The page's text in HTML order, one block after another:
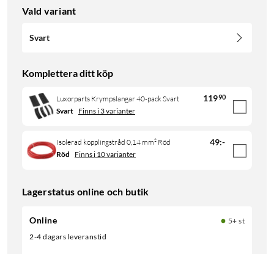
Vald variant
Svart
Komplettera ditt köp
Luxorparts Krympslangar 40-pack Svart 11990
Svart Finns i 3 varianter
Isolerad kopplingstråd 0,14 mm² Röd 49:-
Röd Finns i 10 varianter
Lagerstatus online och butik
Online
5+ st
2-4 dagars leveranstid